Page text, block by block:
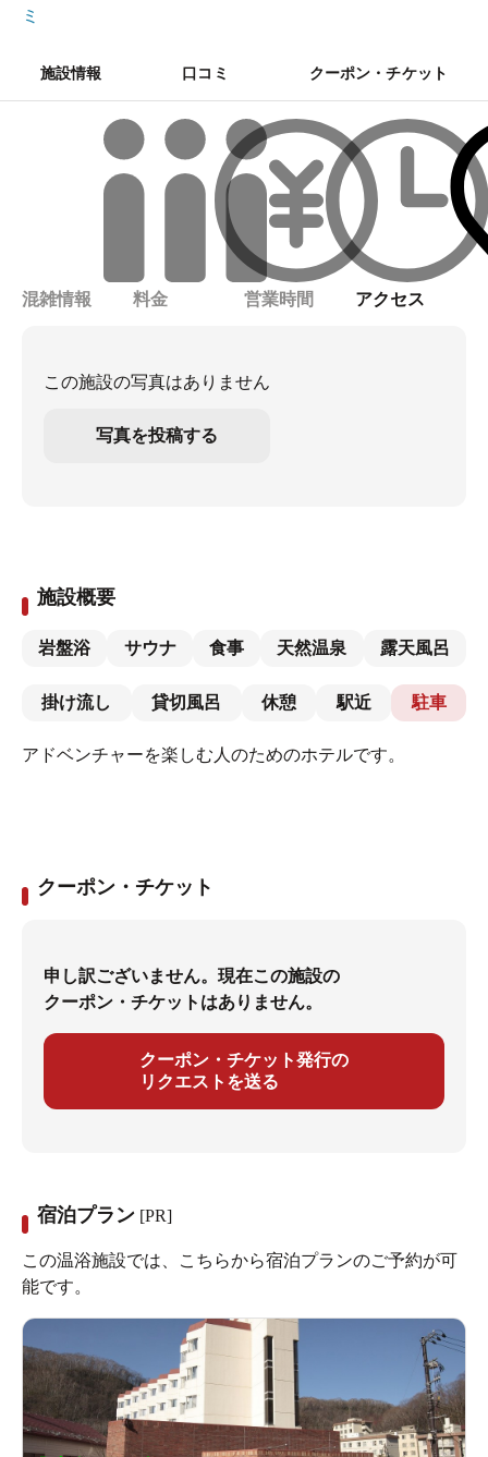
ミ
施設情報 口コミ クーポン・チケット
混雑情報 料金 営業時間 アクセス
この施設の写真はありません
写真を投稿する
施設概要
岩盤浴 サウナ 食事 天然温泉 露天風呂
掛け流し 貸切風呂 休憩 駅近 駐車
アドベンチャーを楽しむ人のためのホテルです。
クーポン・チケット
申し訳ございません。現在この施設の
クーポン・チケットはありません。
クーポン・チケット発行の
リクエストを送る
宿泊プラン [PR]
この温浴施設では、こちらから宿泊プランのご予約が可
能です。